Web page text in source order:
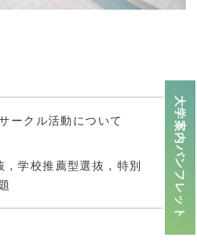
ークル活動について
学校推薦型選抜，特別
大学案内パンフレット